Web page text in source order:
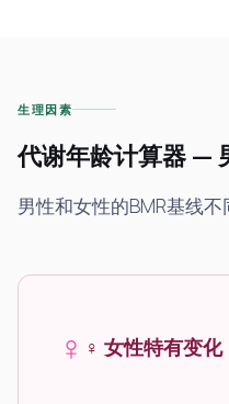
生理因素
代谢年龄计算器 —
男性和女性的BMR基线不
♀ ♀ 女性特有变化